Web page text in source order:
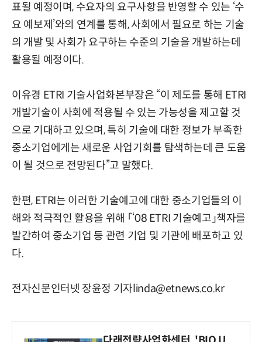
표될 예정이며, 수요자의 요구사항을 반영할 수 있는 ‘수
요 예보제’와의 연계를 통해, 사회에서 필요로 하는 기술
의 개발 및 사회가 요구하는 수준의 기술을 개발하는데
활용될 예정이다.
이유경 ETRI 기술사업화본부장은 “이 제도를 통해 ETRI
개발기술이 사회에 적용될 수 있는 가능성을 제고할 것
으로 기대하고 있으며, 특히 기술에 대한 정보가 부족한
중소기업에게는 새로운 사업기회를 탐색하는데 큰 도움
이 될 것으로 전망된다”고 말했다.
한편, ETRI는 이러한 기술예고에 대한 중소기업들의 이
해와 적극적인 활용을 위해 「‘08 ETRI 기술예고」책자를
발간하여 중소기업 등 관련 기업 및 기관에 배포하고 있
다.
전자신문인터넷 장윤정 기자linda@etnews.co.kr